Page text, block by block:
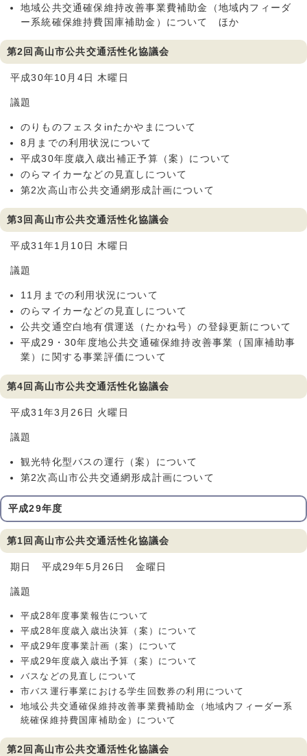
地域公共交通確保維持改善事業費補助金（地域内フィーダ
ー系統確保維持費国庫補助金）について ほか
第2回高山市公共交通活性化協議会
平成30年10月4日 木曜日
議題
のりものフェスタinたかやまについて
8月までの利用状況について
平成30年度歳入歳出補正予算（案）について
のらマイカーなどの見直しについて
第2次高山市公共交通網形成計画について
第3回高山市公共交通活性化協議会
平成31年1月10日 木曜日
議題
11月までの利用状況について
のらマイカーなどの見直しについて
公共交通空白地有償運送（たかね号）の登録更新について
平成29・30年度地公共交通確保維持改善事業（国庫補助事
業）に関する事業評価について
第4回高山市公共交通活性化協議会
平成31年3月26日 火曜日
議題
観光特化型バスの運行（案）について
第2次高山市公共交通網形成計画について
平成29年度
第1回高山市公共交通活性化協議会
期日 平成29年5月26日 金曜日
議題
平成28年度事業報告について
平成28年度歳入歳出決算（案）について
平成29年度事業計画（案）について
平成29年度歳入歳出予算（案）について
バスなどの見直しについて
市バス運行事業における学生回数券の利用について
地域公共交通確保維持改善事業費補助金（地域内フィーダー系
統確保維持費国庫補助金）について
第2回高山市公共交通活性化協議会